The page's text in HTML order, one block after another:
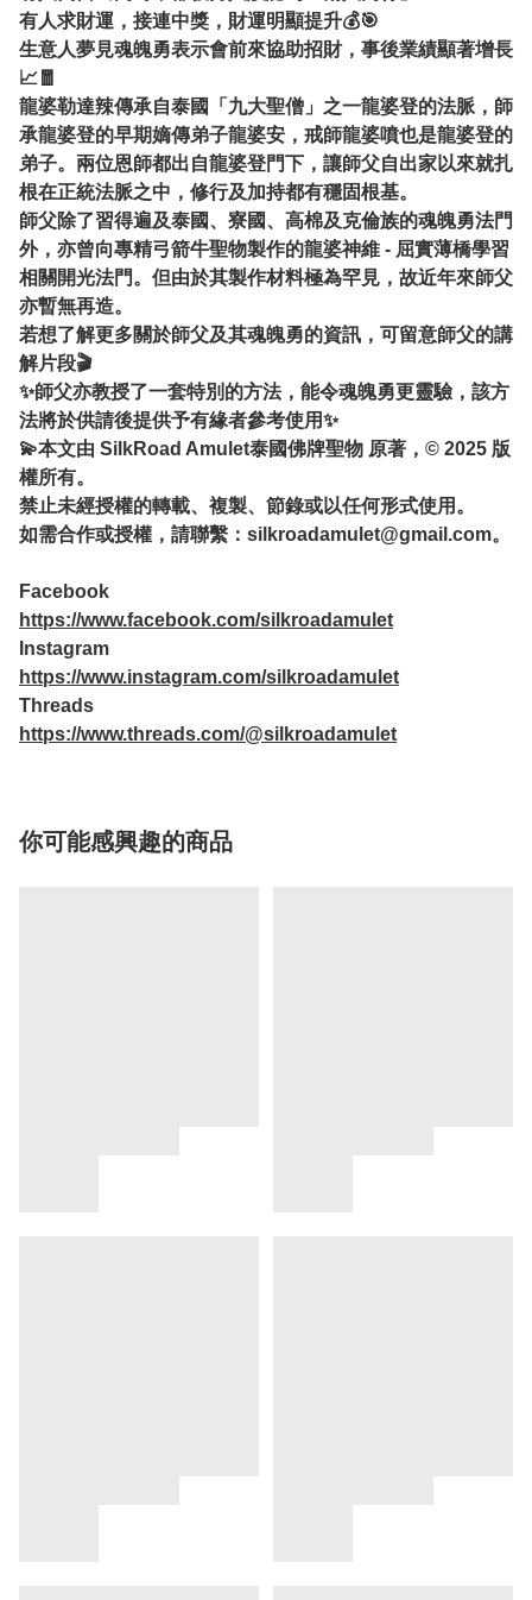
有人求財運，接連中獎，財運明顯提升💰🎯
生意人夢見魂魄勇表示會前來協助招財，事後業績顯著增長
📈🧧
龍婆勒達辣傳承自泰國「九大聖僧」之一龍婆登的法脈，師
承龍婆登的早期嫡傳弟子龍婆安，戒師龍婆噴也是龍婆登的
弟子。兩位恩師都出自龍婆登門下，讓師父自出家以來就扎
根在正統法脈之中，修行及加持都有穩固根基。
師父除了習得遍及泰國、寮國、高棉及克倫族的魂魄勇法門
外，亦曾向專精弓箭牛聖物製作的龍婆神維 - 屈實薄橋學習
相關開光法門。但由於其製作材料極為罕見，故近年來師父
亦暫無再造。
若想了解更多關於師父及其魂魄勇的資訊，可留意師父的講
解片段🎬
✨師父亦教授了一套特別的方法，能令魂魄勇更靈驗，該方
法將於供請後提供予有緣者參考使用✨
💫本文由 SilkRoad Amulet泰國佛牌聖物 原著，© 2025 版
權所有。
禁止未經授權的轉載、複製、節錄或以任何形式使用。
如需合作或授權，請聯繫： silkroadamulet@gmail.com。
Facebook
https://www.facebook.com/silkroadamulet
Instagram
https://www.instagram.com/silkroadamulet
Threads
https://www.threads.com/@silkroadamulet
你可能感興趣的商品